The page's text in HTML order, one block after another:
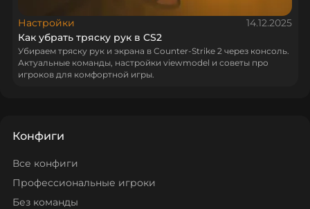
Настройки
14.12.2025
Как убрать тряску рук в CS2
Убираем тряску рук и экрана в Counter-Strike 2 через консоль.
Актуальные команды, настройки viewmodel и советы про
игроков для комфортной игры.
Конфиги
Все конфиги
Профессиональные игроки
Без команды